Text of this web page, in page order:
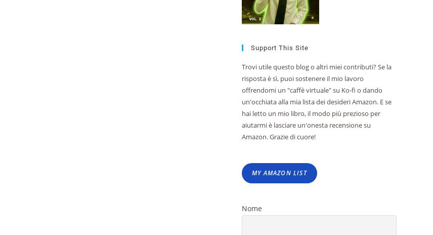
Support This Site
Trovi utile questo blog o altri miei contributi? Se la
risposta è sì, puoi sostenere il mio lavoro
offrendomi un "caffè virtuale" su Ko-fi o dando
un'occhiata alla mia lista dei desideri Amazon. E se
hai letto un mio libro, il modo più prezioso per
aiutarmi è lasciare un'onesta recensione su
Amazon. Grazie di cuore!
MY AMAZON LIST
Nome